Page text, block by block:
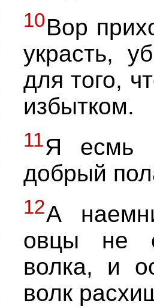
10Вор
украсть,
для того,
избытком.
11Я есмь
добрый
12А
овцы не
волка, и
волк